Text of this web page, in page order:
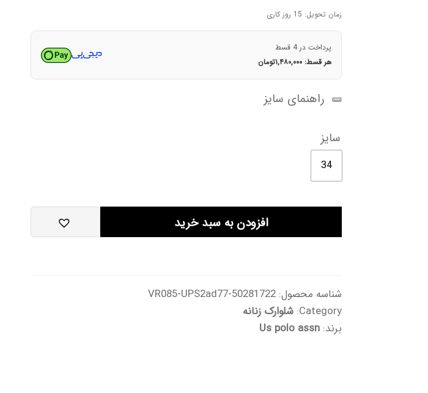
۱۴,۶۵۰,۰۰۰تومان
زمان تحویل: 15 روز کاری
پرداخت در 4 قسط
هر قسط: ۱,۴۸۰,۰۰۰تومان
راهنمای سایز
سایز
34
افزودن به سبد خرید
شناسه محصول: 50281722-VR085-UPS2ad77
Category: شلوارک زنانه
برند: Us polo assn